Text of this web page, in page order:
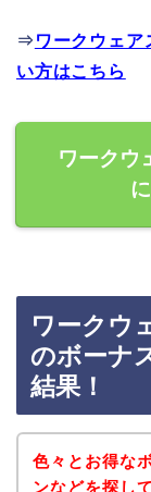
⇒ ワークウェア
い方はこちら
ワークウ
ワークウ
のボーナ
結果！
色々とお得な
ンなどを探し